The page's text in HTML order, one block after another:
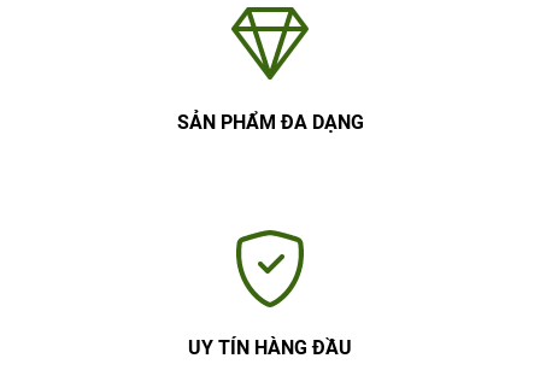
SẢN PHẨM ĐA DẠNG
UY TÍN HÀNG ĐẦU